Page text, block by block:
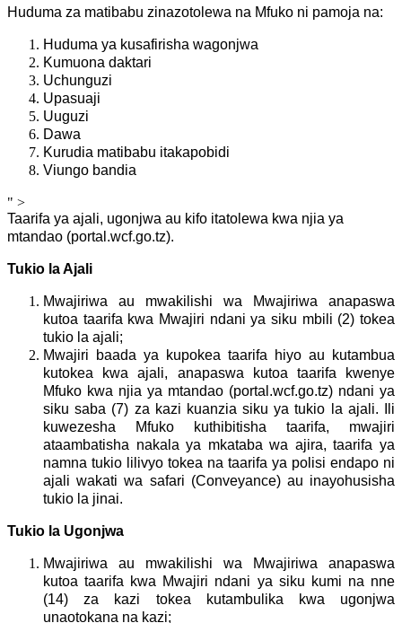
Huduma za matibabu zinazotolewa na Mfuko ni pamoja na:
Huduma ya kusafirisha wagonjwa
Kumuona daktari
Uchunguzi
Upasuaji
Uuguzi
Dawa
Kurudia matibabu itakapobidi
Viungo bandia
" >
Taarifa ya ajali, ugonjwa au kifo itatolewa kwa njia ya
mtandao (portal.wcf.go.tz).
Tukio la Ajali
Mwajiriwa au mwakilishi wa Mwajiriwa anapaswa
kutoa taarifa kwa Mwajiri ndani ya siku mbili (2) tokea
tukio la ajali;
Mwajiri baada ya kupokea taarifa hiyo au kutambua
kutokea kwa ajali, anapaswa kutoa taarifa kwenye
Mfuko kwa njia ya mtandao (portal.wcf.go.tz) ndani ya
siku saba (7) za kazi kuanzia siku ya tukio la ajali. Ili
kuwezesha Mfuko kuthibitisha taarifa, mwajiri
ataambatisha nakala ya mkataba wa ajira, taarifa ya
namna tukio lilivyo tokea na taarifa ya polisi endapo ni
ajali wakati wa safari (Conveyance) au inayohusisha
tukio la jinai.
Tukio la Ugonjwa
Mwajiriwa au mwakilishi wa Mwajiriwa anapaswa
kutoa taarifa kwa Mwajiri ndani ya siku kumi na nne
(14) za kazi tokea kutambulika kwa ugonjwa
unaotokana na kazi;